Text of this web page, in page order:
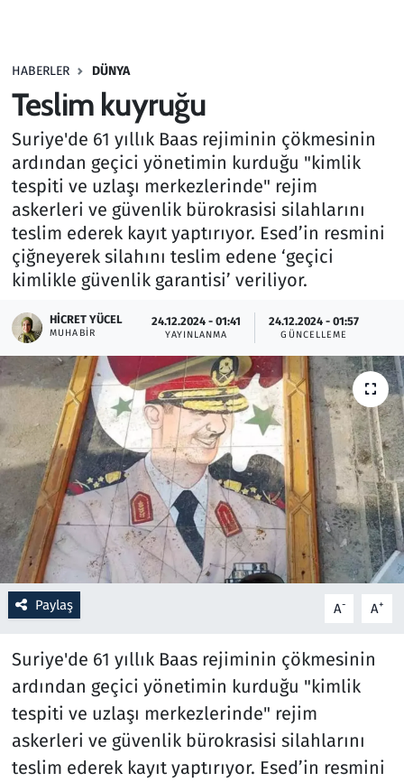
HABERLER DÜNYA
Teslim kuyruğu
Suriye'de 61 yıllık Baas rejiminin çökmesinin
ardından geçici yönetimin kurduğu "kimlik
tespiti ve uzlaşı merkezlerinde" rejim
askerleri ve güvenlik bürokrasisi silahlarını
teslim ederek kayıt yaptırıyor. Esed’in resmini
çiğneyerek silahını teslim edene ‘geçici
kimlikle güvenlik garantisi’ veriliyor.
HICRET YÜCEL
MUHABIR
24.12.2024 - 01:41
YAYINLANMA
24.12.2024 - 01:57
GÜNCELLEME
Paylaş A- A+
Suriye'de 61 yıllık Baas rejiminin çökmesinin
ardından geçici yönetimin kurduğu "kimlik
tespiti ve uzlaşı merkezlerinde" rejim
askerleri ve güvenlik bürokrasisi silahlarını
teslim ederek kayıt yaptırıyor. Esed’in resmini
Haber
Kültür Sanat
Kurumsal Haberler
Lezzet Durağı
Memur ve Kamu
Otomobil
Oyun
Ramazan
Resmi İlanlar
Rüya Tabirleri
Sağlık
Savunma Sanayi
Spor
Teknoloji ve Bilim
Televizyon